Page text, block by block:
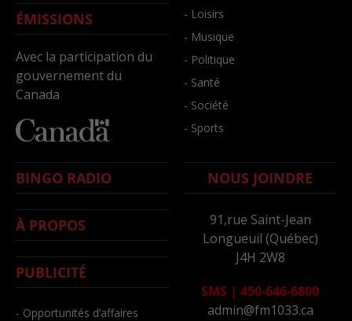
ÉMISSIONS
Avec la participation du
gouvernement du
Canada
- Loisirs
- Musique
- Politique
- Santé
- Société
- Sports
BINGO RADIO
À PROPOS
PUBLICITÉ
- Opportunités d’affaires
NOUS JOINDRE
91,rue Saint-Jean
Longueuil (Québec)
J4H 2W8
SMS | 450-646-6800
admin@fm1033.ca